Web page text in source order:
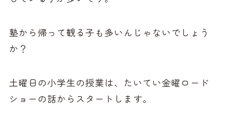
塾から帰って観る子も多いんじゃないでしょう
か？
土曜日の小学生の授業は、たいてい金曜ロード
ショーの話からスタートします。